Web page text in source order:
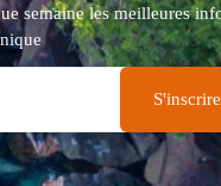
semaine les meilleures